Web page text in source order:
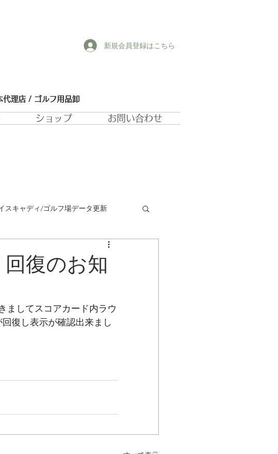
新規会員登録はこちら
代理店​ / ゴルフ用品卸
ショップ お問い合わせ
スキャディ/ゴルフ場データ更新
復のお知
ましてスコアカード内ラウ
復し表示が確認出来まし